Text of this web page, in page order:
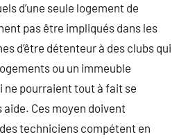
d’une seule logement de
pas être impliqués dans les
d’être détenteur à des clubs qui
ou un immeuble
ne pourraient tout à fait se
Ces moyen doivent
techniciens compétent en